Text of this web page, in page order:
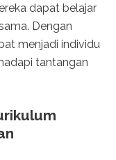
dapat belajar
Dengan
menjadi individu
tantangan